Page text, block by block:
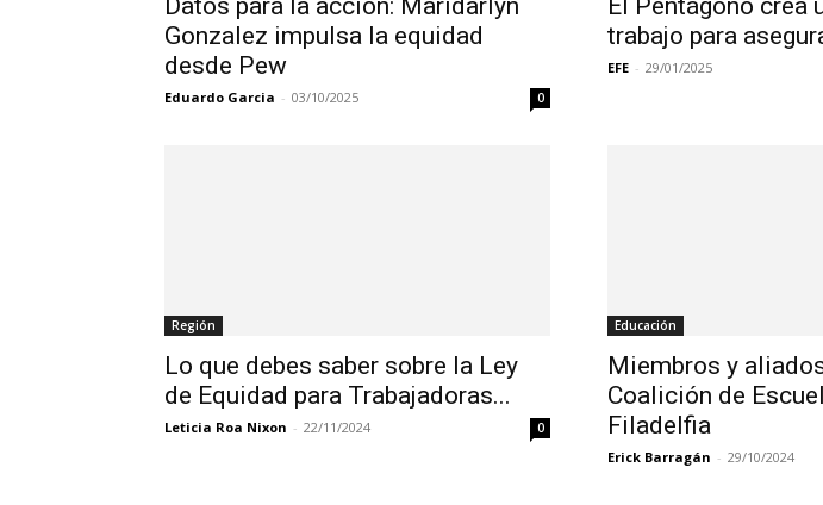
Datos para la acción: Maridarlyn
Gonzalez impulsa la equidad
desde Pew
Eduardo Garcia - 03/10/2025 0
El Pentágono crea
trabajo para
EFE - 29/01/2025
Región
Lo que debes saber sobre la Ley
de Equidad para Trabajadoras...
Leticia Roa Nixon - 22/11/2024 0
Educación
Miembros y
Coalición de
Filadelfia
Erick Barragán - 29/10/2024